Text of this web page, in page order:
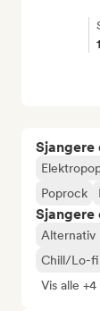
Sjangere
Poprock
Sjangere
Alternativ
Chill/Lo-fi
Vis alle +4